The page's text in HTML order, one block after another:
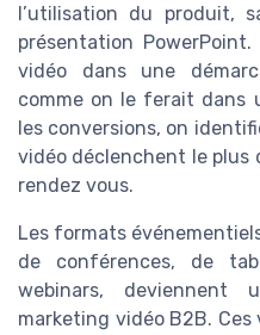
l’utilisation du produit,
présentation
vidéo dans une
comme on le ferait dans
les conversions, on
vidéo déclenchent le plus
rendez vous.
Les formats
de conférences, de
webinars,
marketing vidéo B2B.